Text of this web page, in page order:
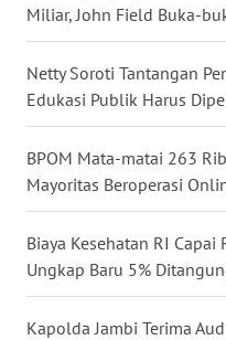
Miliar, John Field Buka-
Netty Soroti Tantangan
Edukasi Publik Harus
BPOM Mata-matai 263
Mayoritas Beroperasi
Biaya Kesehatan RI Capai
Ungkap Baru 5%
Kapolda Jambi Terima
WN
WN
BALI
WN
KALBAR
WN
KALTENG